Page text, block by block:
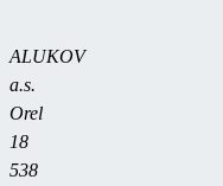
ALUKOV
a.s.
Orel
18
538